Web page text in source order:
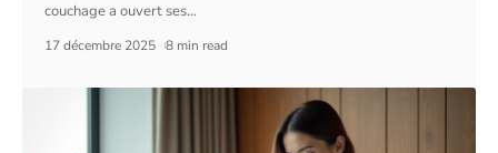
couchage a ouvert ses…
17 décembre 2025 8 min read